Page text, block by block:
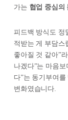
가는 협업 중심의
피드백 방식도 정
적받는 게 부담스
좋아질 것 같아”
나겠다”는 마음
다”는 동기부여
변화였습니다.